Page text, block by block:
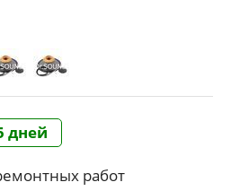
дней
работ